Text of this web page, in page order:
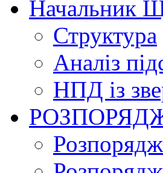
Начальник
Структура
Аналіз
НПД із